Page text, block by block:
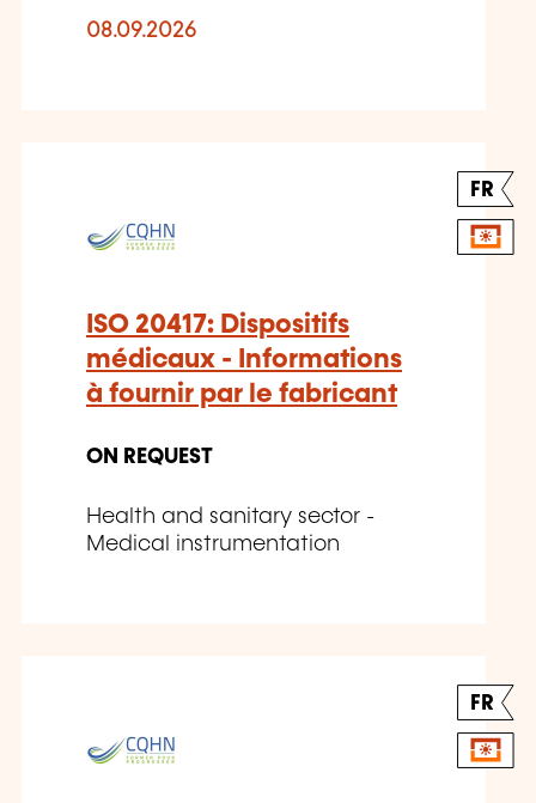
08.09.2026
FR
ISO 20417: Dispositifs
médicaux - Informations
à fournir par le fabricant
ON REQUEST
Health and sanitary sector -
Medical instrumentation
FR